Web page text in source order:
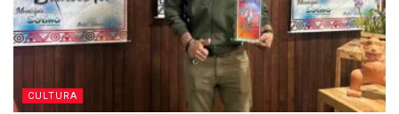
CULTURA